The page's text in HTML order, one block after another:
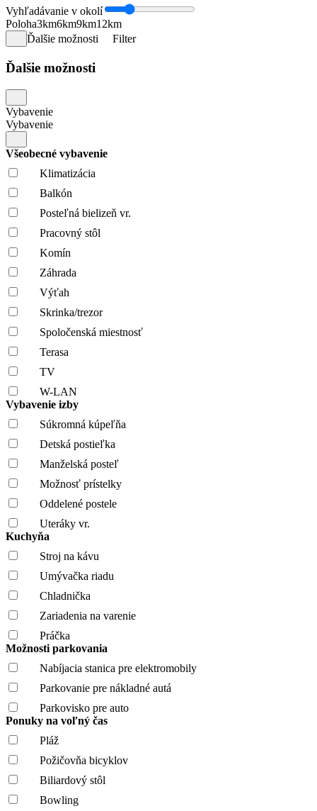
Vyhľadávanie v okolí
Poloha3km6km9km12km
Ďalšie možnosti
Filter
Ďalšie možnosti
Vybavenie
Vybavenie
Všeobecné vybavenie
Klimatizácia
Balkón
Posteľná bielizeň vr.
Pracovný stôl
Komín
Záhrada
Výťah
Skrinka/trezor
Spoločenská miestnosť
Terasa
TV
W-LAN
Vybavenie izby
Súkromná kúpeľňa
Detská postieľka
Manželská posteľ
Možnosť prístelky
Oddelené postele
Uteráky vr.
Kuchyňa
Stroj na kávu
Umývačka riadu
Chladnička
Zariadenia na varenie
Práčka
Možnosti parkovania
Nabíjacia stanica pre elektromobily
Parkovanie pre nákladné autá
Parkovisko pre auto
Ponuky na voľný čas
Pláž
Požičovňa bicyklov
Biliardový stôl
Bowling